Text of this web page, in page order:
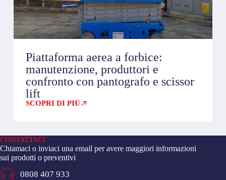
Piattaforma aerea a forbice:
manutenzione, produttori e
confronto con pantografo e scissor
lift
SCOPRI DI PIÙ
CONTATTACI
Chiamaci o inviaci una email per avere maggiori informazioni
sui prodotti o preventivi
0808 407 933